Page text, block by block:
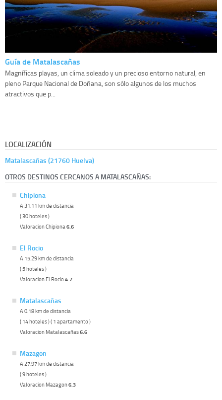
Guía de Matalascañas
Magníficas playas, un clima soleado y un precioso entorno natural, en
pleno Parque Nacional de Doñana, son sólo algunos de los muchos
atractivos que p...
LOCALIZACIÓN
Matalascañas (21760 Huelva)
OTROS DESTINOS CERCANOS A MATALASCAÑAS:
Chipiona
A 31.11 km de distancia
( 30 hoteles )
Valoracion Chipiona 6.6
El Rocio
A 15.29 km de distancia
( 5 hoteles )
Valoracion El Rocio4.7
Matalascañas
A 0.18 km de distancia
( 14 hoteles ) ( 1 apartamento )
Valoracion Matalascañas6.6
Mazagon
A 27.97 km de distancia
( 9 hoteles )
Valoracion Mazagon6.3